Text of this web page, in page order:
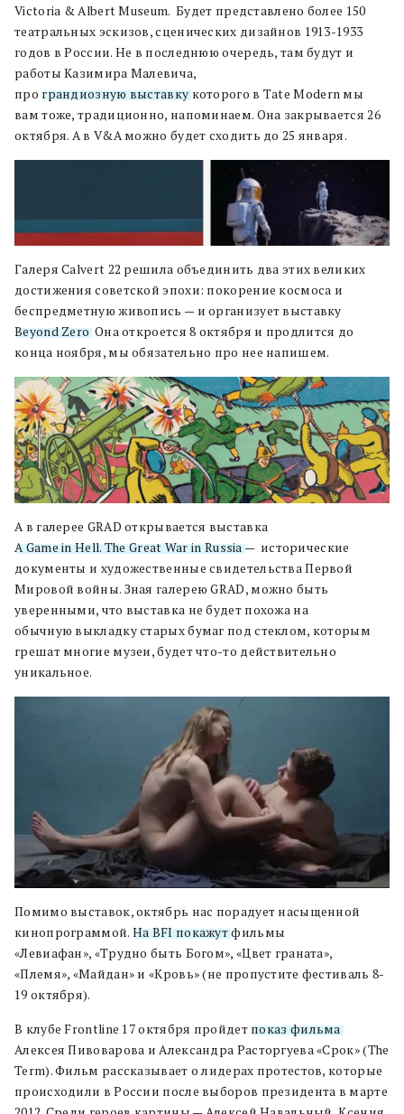
Victoria & Albert Museum. Будет представлено более 150
театральных эскизов, сценических дизайнов 1913-1933
годов в России. Не в последнюю очередь, там будут и
работы Казимира Малевича,
про грандиозную выставкукоторого в Tate Modern мы
вам тоже, традиционно, напоминаем. Она закрывается 26
октября. А в V&A можно будет сходить до 25 января.
Галеря Calvert 22 решила объединить два этих великих
достижения советской эпохи: покорение космоса и
беспредметную живопись — и организует выставку
Beyond Zero. Она откроется 8 октября и продлится до
конца ноября, мы обязательно про нее напишем.
А в галерее GRAD открывается выставка
A Game in Hell. The Great War in Russia— исторические
документы и художественные свидетельства Первой
Мировой войны. Зная галерею GRAD, можно быть
уверенными, что выставка не будет похожа на
обычную выкладку старых бумаг под стеклом, которым
грешат многие музеи, будет что-то действительно
уникальное.
Помимо выставок, октябрь нас порадует насыщенной
кинопрограммой. На BFI покажутфильмы
«Левиафан», «Трудно быть Богом», «Цвет граната»,
«Племя», «Майдан» и «Кровь» (не пропустите фестиваль 8-
19 октября).
В клубе Frontline 17 октября пройдет показ фильма
Алексея Пивоварова и Александра Расторгуева «Срок» (The
Term). Фильм рассказывает о лидерах протестов, которые
происходили в России после выборов президента в марте